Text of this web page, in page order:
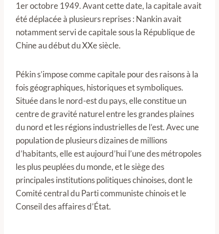
1er octobre 1949. Avant cette date, la capitale avait
été déplacée à plusieurs reprises : Nankin avait
notamment servi de capitale sous la République de
Chine au début du XXe siècle.
Pékin s’impose comme capitale pour des raisons à la
fois géographiques, historiques et symboliques.
Située dans le nord-est du pays, elle constitue un
centre de gravité naturel entre les grandes plaines
du nord et les régions industrielles de l’est. Avec une
population de plusieurs dizaines de millions
d’habitants, elle est aujourd’hui l’une des métropoles
les plus peuplées du monde, et le siège des
principales institutions politiques chinoises, dont le
Comité central du Parti communiste chinois et le
Conseil des affaires d’État.